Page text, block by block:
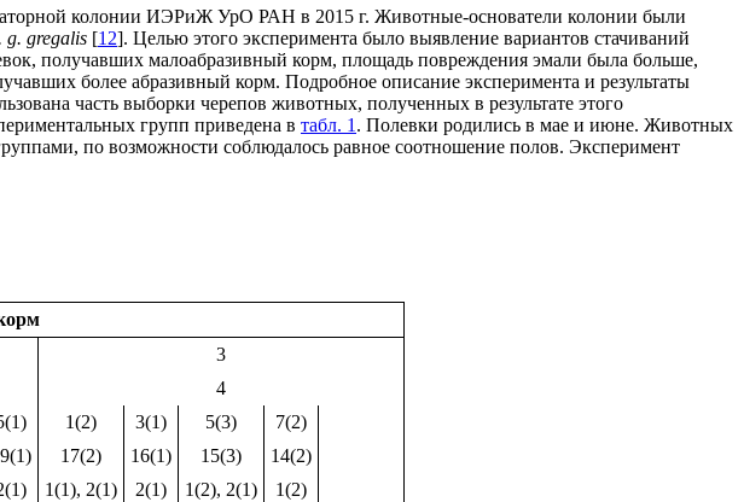
колонии ИЭРиЖ УрО РАН в 2015 г. Животные-основатели колонии были
g. gregalis [12]. Целью этого эксперимента было выявление вариантов стачиваний
получавших малоабразивный корм, площадь повреждения эмали была больше,
более абразивный корм. Подробное описание эксперимента и результаты
часть выборки черепов животных, полученных в результате этого
групп приведена в табл. 1 . Полевки родились в мае и июне. Животных
по возможности соблюдалось равное соотношение полов. Эксперимент
3
4
1(2) 3(1) 5(3)
7(2)
17(2) 16(1) 15(3)
14(2)
1(1), 2(1) 2(1) 1(2), 2(1)
1(2)